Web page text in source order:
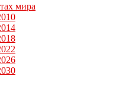
мира